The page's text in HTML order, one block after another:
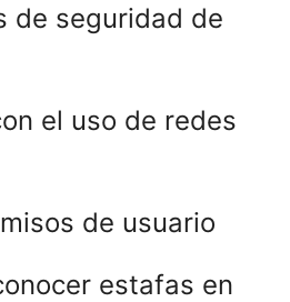
de seguridad de
el uso de redes
de usuario
estafas en